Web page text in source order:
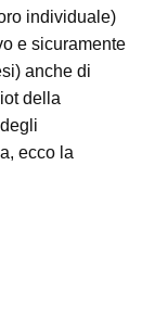
individuale)
e sicuramente
anche di
della
ecco la